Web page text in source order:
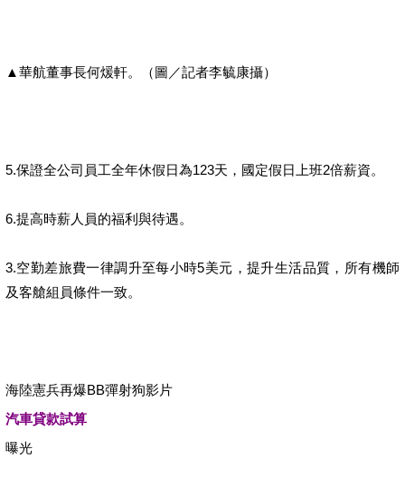
▲華航董事長何煖軒。（圖／記者李毓康攝）
5.保證全公司員工全年休假日為123天，國定假日上班2倍薪資。
6.提高時薪人員的福利與待遇。
3.空勤差旅費一律調升至每小時5美元，提升生活品質，所有機師
及客艙組員條件一致。
海陸憲兵再爆BB彈射狗影片
汽車貸款試算
曝光